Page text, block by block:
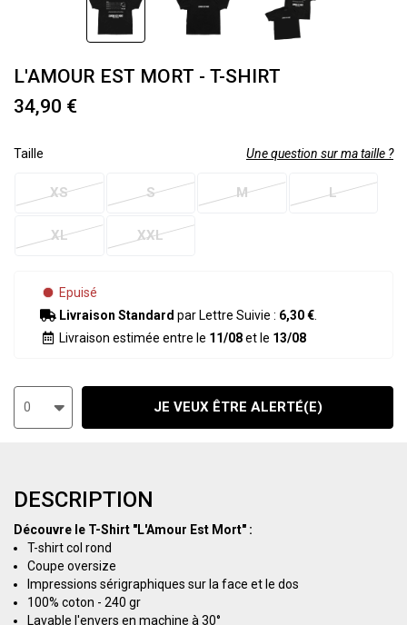
L'AMOUR EST MORT - T-SHIRT
34,90 €
Taille Une question sur ma taille ?
XS S M L
XL XXL
Epuisé
Livraison Standard par Lettre Suivie : 6,30 €
Livraison estimée entre le 11/08et le 13/08
0 JE VEUX ÊTRE ALERTÉ(E)
DESCRIPTION
Découvre le T-Shirt "L'Amour Est Mort" :
T-shirt col rond
Coupe oversize
Impressions sérigraphiques sur la face et le dos
100% coton - 240 gr
Lavable l'envers en machine à 30°